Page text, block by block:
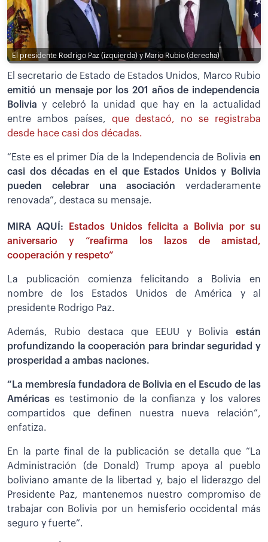
El presidente Rodrigo Paz (izquierda) y Mario Rubio (derecha)
El secretario de Estado de Estados Unidos, Marco Rubio
emitió un mensaje por los 201 años de independencia
Boliviay celebró la unidad que hay en la actualidad
entre ambos países, que destacó, no se registraba
desde hace casi dos décadas.
“Este es el primer Día de la Independencia de Bolivia en
casi dos décadas en el que Estados Unidos y Bolivia
pueden celebrar una asociación verdaderamente
renovada”, destaca su mensaje.
MIRA AQUÍ: Estados Unidos felicita a Bolivia por su
aniversario y “reafirma los lazos de amistad,
cooperación y respeto”
La publicación comienza felicitando a Bolivia en
nombre de los Estados Unidos de América y al
presidente Rodrigo Paz.
Además, Rubio destaca que EEUU y Bolivia están
profundizando la cooperación para brindar seguridad y
prosperidad a ambas naciones.
“La membresía fundadora de Bolivia en el Escudo de las
Américas es testimonio de la confianza y los valores
compartidos que definen nuestra nueva relación”,
enfatiza.
En la parte final de la publicación se detalla que “La
Administración (de Donald) Trump apoya al pueblo
boliviano amante de la libertad y, bajo el liderazgo del
Presidente Paz, mantenemos nuestro compromiso de
trabajar con Bolivia por un hemisferio occidental más
seguro y fuerte”.